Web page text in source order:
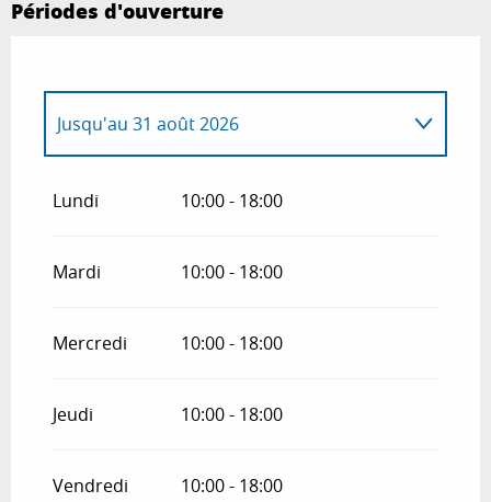
Périodes d'ouverture
Jusqu'au 31 août 2026
Lundi 10:00 - 18:00
Mardi 10:00 - 18:00
Mercredi 10:00 - 18:00
Jeudi 10:00 - 18:00
Vendredi 10:00 - 18:00